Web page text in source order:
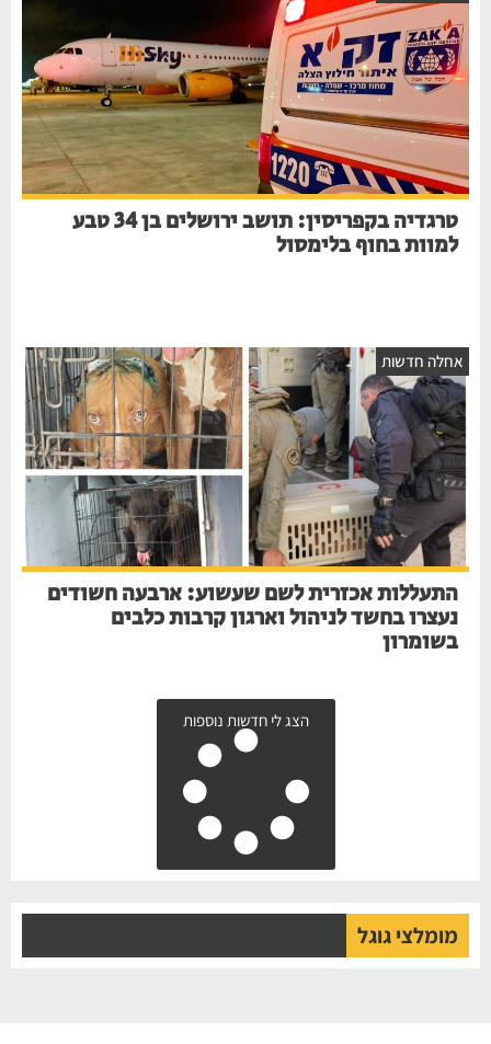
טרגדיה בקפריסין: תושב ירושלים בן 34 טבע
למוות בחוף בלימסול
אחלה חדשות
התעללות אכזרית לשם שעשוע: ארבעה חשודים
נעצרו בחשד לניהול וארגון קרבות כלבים
בשומרון
הצג לי חדשות נוספות
מומלצי גוגל